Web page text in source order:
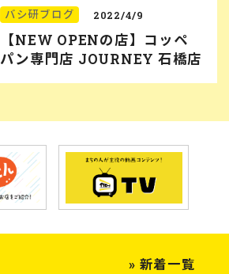
バシ研ブログ 2022/4/9
【NEW OPENの店】コッペ
パン専門店 JOURNEY 石橋店
» 新着一覧